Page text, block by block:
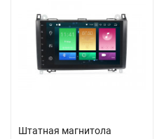
Штатная магнитола